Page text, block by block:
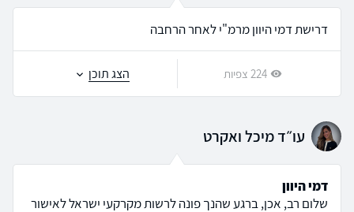
דרישת דמי היוון מרמ"י לאחר הרחבה
224 צפיות הצג תוכן
עו״ד מיכל ואקרט
דמי היוון
שלום רב, אכן, ברגע שהנך פונה לרשות מקרקעי ישראל לאישור